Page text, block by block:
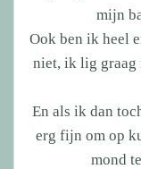
mijn
Ook ben ik heel
niet, ik lig graag
En als ik dan
erg fijn om op
mond